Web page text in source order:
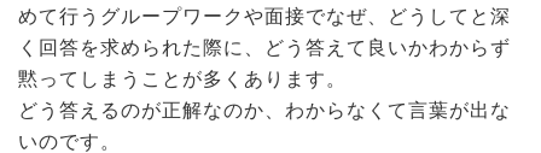
めて行うグループワークや面接でなぜ、どうしてと深
く回答を求められた際に、どう答えて良いかわからず
黙ってしまうことが多くあります。
どう答えるのが正解なのか、わからなくて言葉が出な
いのです。